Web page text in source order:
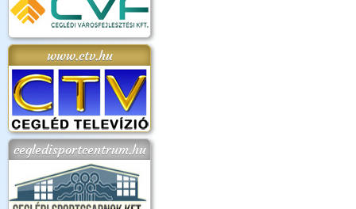
www.ctv.hu
cegledisportcentrum.hu